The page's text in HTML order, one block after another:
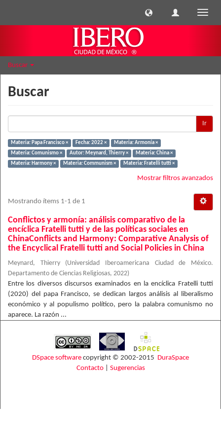
Buscar
Buscar
Ir
Materia: Papa Francisco × Fecha: 2022 ×
Materia: Armonía ×
Materia: Comunismo ×
Autor: Meynard, Thierry ×
Materia: China ×
Materia: Harmony ×
Materia: Communism × Materia: Fratelli tutti ×
Mostrar filtros avanzados
Mostrando ítems 1-1 de 1
Conflictos y armonía: análisis comparativo de la
encíclica Fratelli tutti y de las políticas sociales en
ChinaConflicts and Harmony: Comparative Analysis of
the Encyclical Fratelli tutti and Social Policies in China
Meynard, Thierry (Universidad Iberoamericana Ciudad de México.
Departamento de Ciencias Religiosas, 2022)
Entre los diversos discursos examinados en la encíclica Fratelli tutti
(2020) del papa Francisco, se dedican largos análisis al liberalismo
económico y al populismo político, pero la palabra comunismo no
aparece. La razón ...
DSpace software copyright © 2002-2015 DuraSpace
Contacto| Sugerencias